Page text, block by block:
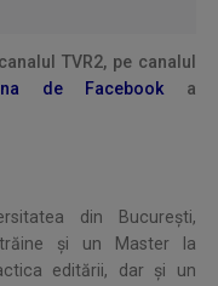
TVR2, pe canalul
de Facebooka
din București,
şi un Master la
editării, dar și un